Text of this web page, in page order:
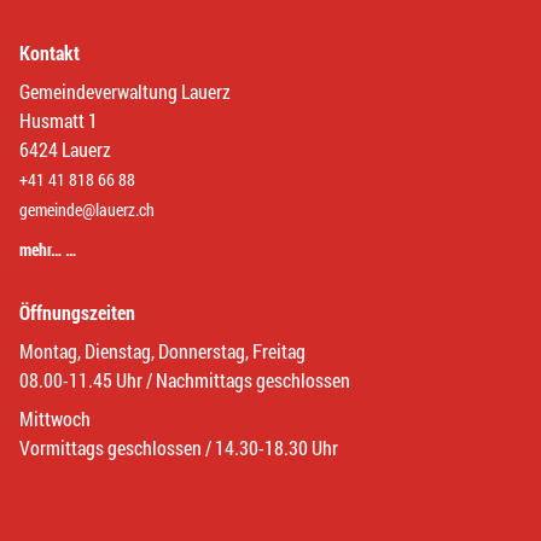
Kontakt
Gemeindeverwaltung Lauerz
Husmatt 1
6424 Lauerz
+41 41 818 66 88
gemeinde@lauerz.ch
mehr… …
Öffnungszeiten
Montag, Dienstag, Donnerstag, Freitag
08.00-11.45 Uhr / Nachmittags geschlossen
Mittwoch
Vormittags geschlossen / 14.30-18.30 Uhr